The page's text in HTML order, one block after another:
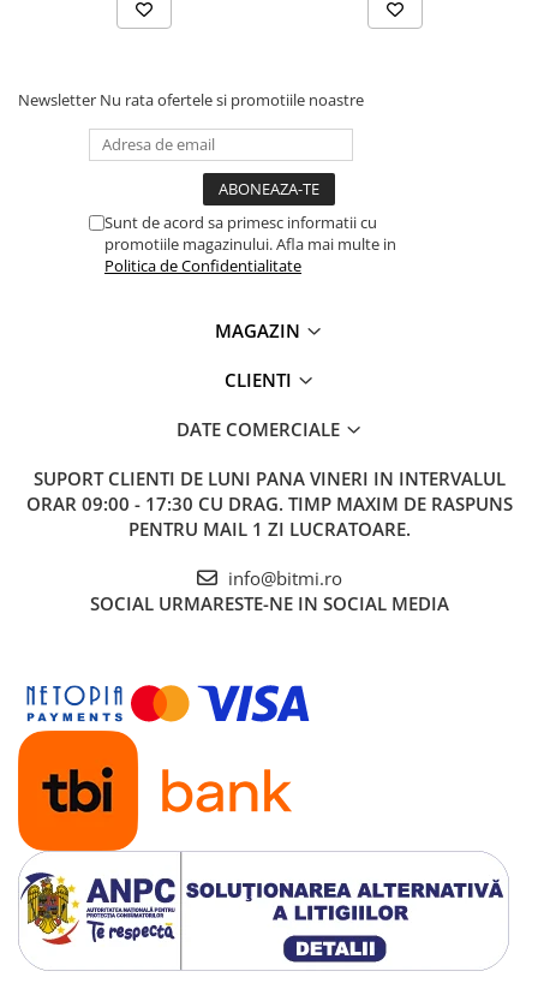
Newsletter Nu rata ofertele si promotiile noastre
Sunt de acord sa primesc informatii cu
promotiile magazinului. Afla mai multe in
Politica de Confidentialitate
MAGAZIN
CLIENTI
DATE COMERCIALE
SUPORT CLIENTI DE LUNI PANA VINERI IN INTERVALUL
ORAR 09:00 - 17:30 CU DRAG. TIMP MAXIM DE RASPUNS
PENTRU MAIL 1 ZI LUCRATOARE.
info@bitmi.ro
SOCIAL URMARESTE-NE IN SOCIAL MEDIA